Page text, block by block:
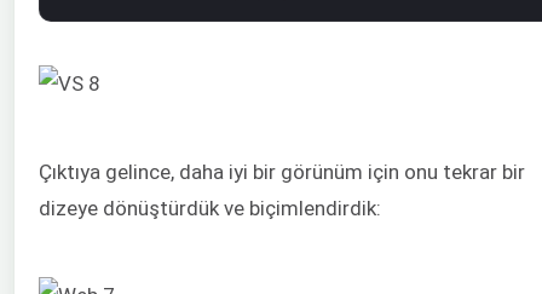
Çıktıya gelince, daha iyi bir görünüm için onu tekrar bir
dizeye dönüştürdük ve biçimlendirdik: